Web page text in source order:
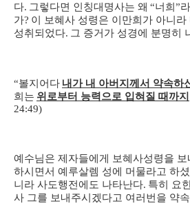
다. 그렇다면 인칭대명사는 왜 “너희 ”
가? 이 보혜사 성령은 이만희가 아니
성취되었다. 그 증거가 성경에 분명히
“볼지어다 내가 내 아버지께서 약속하
희는 위로부터 능력으로 입혀질 때까지
24:49)
예수님은 제자들에게 보혜사성령을
하시면서 예루살렘 성에 머물라고 하
니라 사도행전에도 나타난다. 특히 요
사 그를 보내주시겠다고 여러번을 약